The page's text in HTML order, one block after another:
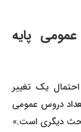
پایه
یک تغییر
دروس عمومی
دیگری است.»